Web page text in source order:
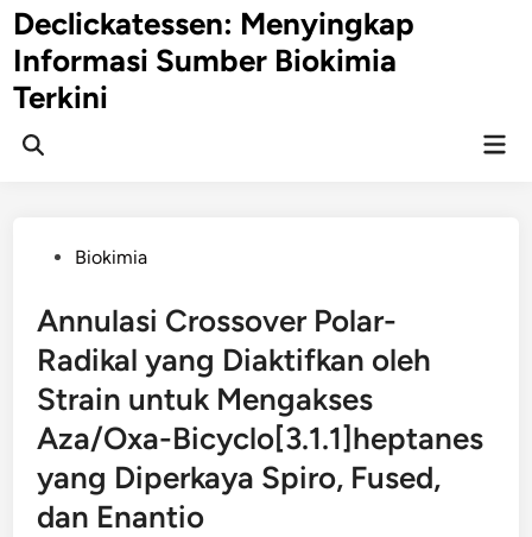
Skip
to
content
Declickatessen: Menyingkap
Informasi Sumber Biokimia
Terkini
Open
PostedBiokimia
Annulasi Crossover Polar-
Radikal yang Diaktifkan oleh
Strain untuk Mengakses
Aza/Oxa-Bicyclo[3.1.1]heptanes
yang Diperkaya Spiro, Fused,
dan Enantio